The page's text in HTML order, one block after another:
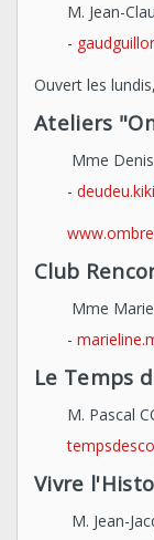
M. Jean-
-
Ouvert les
Ateliers
Mme
-
Club
Mme
-
Le Temps
M. Pascal
Vivre
M. Jean-